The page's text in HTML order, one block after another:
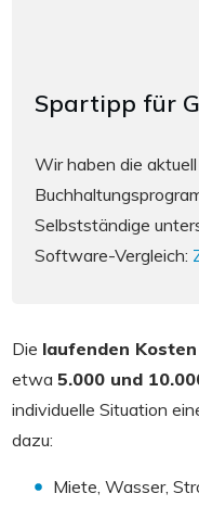
Spartipp für
Wir haben die
Selbstständige
Software-Vergleich:
Die laufenden Kosten
etwa 5.000 und
individuelle Situation
dazu:
Miete, Wasser,